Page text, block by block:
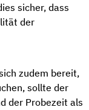
sicher, dass
der
zudem bereit,
sollte der
der Probezeit als